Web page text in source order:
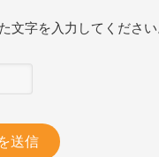
文字を入力してください